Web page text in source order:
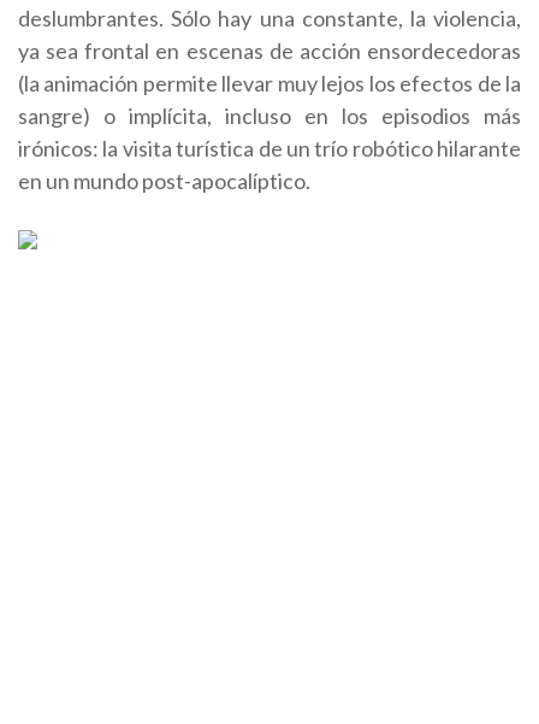
deslumbrantes. Sólo hay una constante, la violencia,
ya sea frontal en escenas de acción ensordecedoras
(la animación permite llevar muy lejos los efectos de la
sangre) o implícita, incluso en los episodios más
irónicos: la visita turística de un trío robótico hilarante
en un mundo post-apocalíptico.